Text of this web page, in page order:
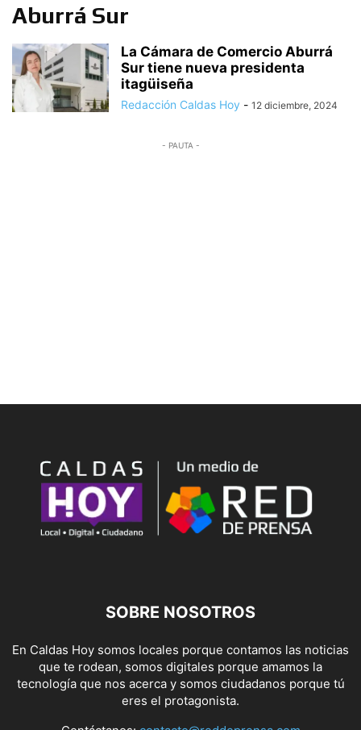
Aburrá Sur
La Cámara de Comercio Aburrá
Sur tiene nueva presidenta
itagüiseña
Redacción Caldas Hoy - 12 diciembre, 2024
- PAUTA -
SOBRE NOSOTROS
En Caldas Hoy somos locales porque contamos las noticias
que te rodean, somos digitales porque amamos la
tecnología que nos acerca y somos ciudadanos porque tú
eres el protagonista.